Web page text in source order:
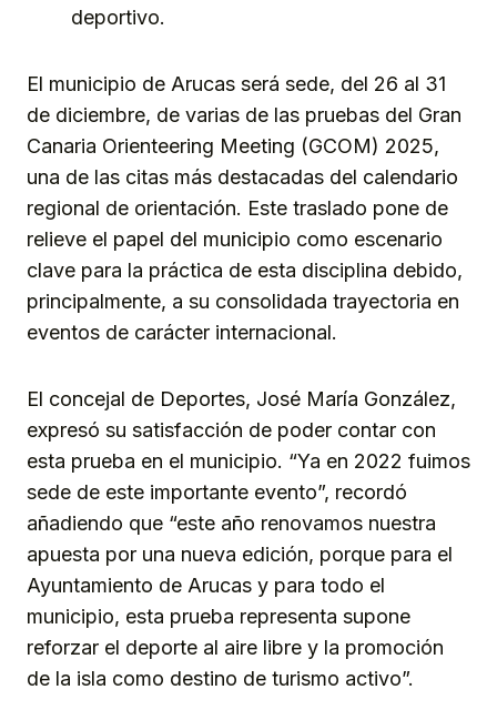
deportivo.
El municipio de Arucas será sede, del 26 al 31
de diciembre, de varias de las pruebas del Gran
Canaria Orienteering Meeting (GCOM) 2025,
una de las citas más destacadas del calendario
regional de orientación. Este traslado pone de
relieve el papel del municipio como escenario
clave para la práctica de esta disciplina debido,
principalmente, a su consolidada trayectoria en
eventos de carácter internacional.
El concejal de Deportes, José María González,
expresó su satisfacción de poder contar con
esta prueba en el municipio. “Ya en 2022 fuimos
sede de este importante evento”, recordó
añadiendo que “este año renovamos nuestra
apuesta por una nueva edición, porque para el
Ayuntamiento de Arucas y para todo el
municipio, esta prueba representa supone
reforzar el deporte al aire libre y la promoción
de la isla como destino de turismo activo”.